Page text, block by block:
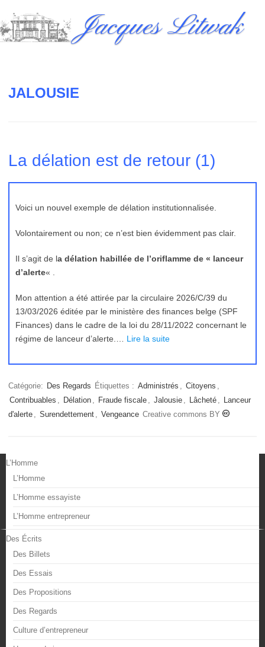
to
content
Jacques Litwak
JALOUSIE
La délation est de retour (1)
Voici un nouvel exemple de délation institutionnalisée.
Volontairement ou non; ce n’est bien évidemment pas clair.
Il s’agit de la délation habillée de l’oriflamme de « lanceur
d’alerte« .
Mon attention a été attirée par la circulaire 2026/C/39 du
13/03/2026 éditée par le ministère des finances belge (SPF
Finances) dans le cadre de la loi du 28/11/2022 concernant le
régime de lanceur d’alerte.… Lire la suite
Catégorie: Des Regards Étiquettes : Administrés , Citoyens ,
Contribuables , Délation , Fraude fiscale , Jalousie , Lâcheté , Lanceur
d'alerte , Surendettement , Vengeance Creative commons BY
L’Homme
L’Homme
L’Homme essayiste
L’Homme entrepreneur
Des Écrits
Des Billets
Des Essais
Des Propositions
Des Regards
Culture d’entrepreneur